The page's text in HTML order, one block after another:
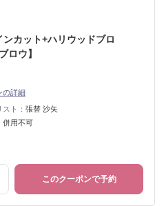
カット+ハリウッドブロ
ロウ】
の詳細
ト： 張替 沙矢
併用不可
このクーポンで予約